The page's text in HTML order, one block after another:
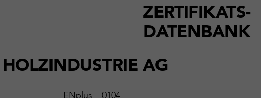
ZERTIFIKATS-
DATENBANK
AG
ENplus – 0104